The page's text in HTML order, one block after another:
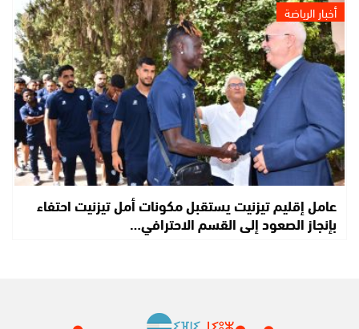
أخبار الرياضة
عامل إقليم تيزنيت يستقبل مكونات أمل تيزنيت احتفاء
بإنجاز الصعود إلى القسم الاحترافي…